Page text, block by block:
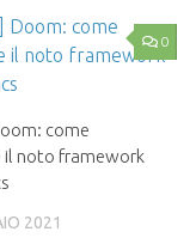
0
come
il noto framework
2021